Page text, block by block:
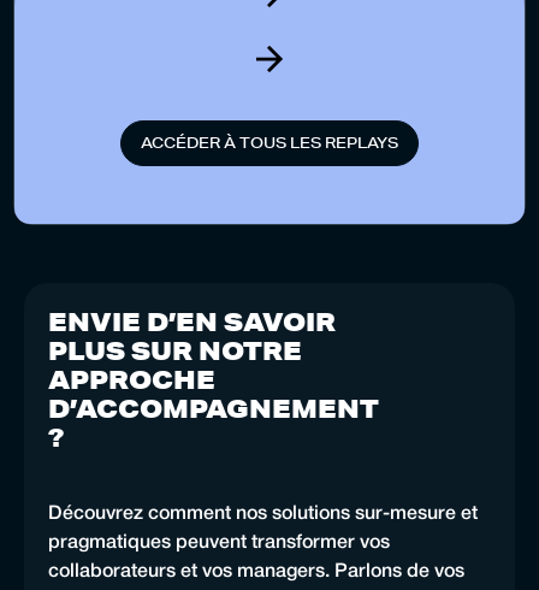
ACCÉDERÀTOUS LES REPLAYS
ENVIE D’EN SAVOIR
PLUS SUR NOTRE
APPROCHE
D’ACCOMPAGNEMENT
?
Découvrez comment nos solutions sur-mesure et
pragmatiques peuvent transformer vos
collaborateurs et vos managers. Parlons de vos